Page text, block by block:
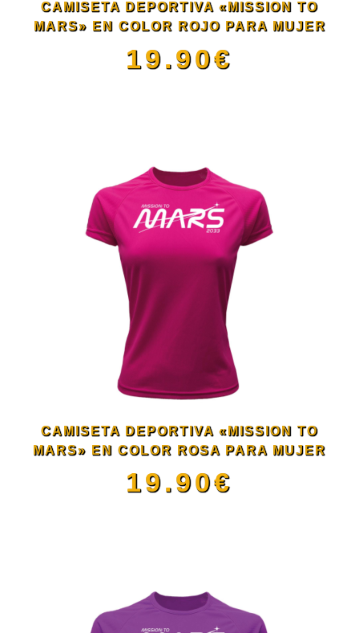
pueden
elegir
la
página
de
producto
CAMISETA DEPORTIVA «MISSION TO
MARS» EN COLOR ROJO PARA MUJER
19.90€
tiene
múltiples
variantes.
opciones
se
pueden
elegir
la
CAMISETA DEPORTIVA «MISSION TO
MARS» EN COLOR ROSA PARA MUJER
19.90€
tiene